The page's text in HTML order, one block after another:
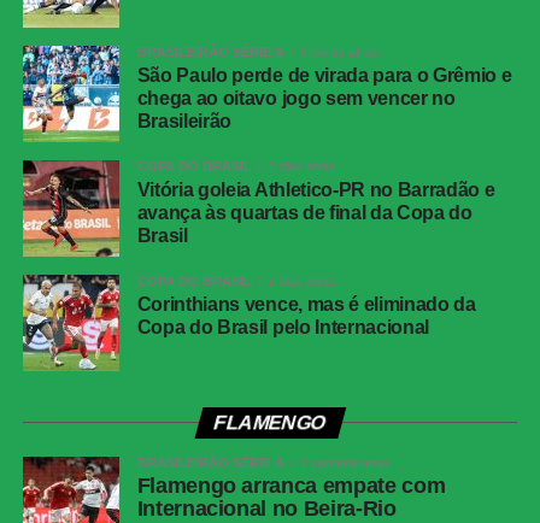
BRASILEIRÃO SÉRIE A 6 horas atrás
São Paulo perde de virada para o Grêmio e
chega ao oitavo jogo sem vencer no
Brasileirão
COPA DO BRASIL 2 dias atrás
Vitória goleia Athletico-PR no Barradão e
avança às quartas de final da Copa do
Brasil
COPA DO BRASIL 2 dias atrás
Corinthians vence, mas é eliminado da
Copa do Brasil pelo Internacional
FLAMENGO
BRASILEIRÃO SÉRIE A 1 semana atrás
Flamengo arranca empate com
Internacional no Beira-Rio